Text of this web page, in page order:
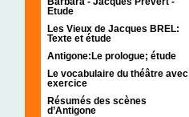
Etude
Les Vieux de Jacques BREL:
Texte et étude
Antigone:Le prologue; étude
Le vocabulaire du théâtre avec
exercice
Résumés des scènes
d’Antigone